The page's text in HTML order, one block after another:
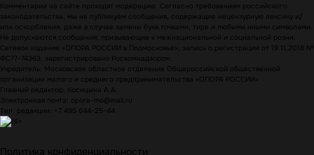
Комментарии на сайте проходят модерацию. Согласно требованиям российского
законодательства, мы не публикуем сообщения, содержащие нецензурную лексику и/
или оскорбления, даже в случае замены букв точками, тире и любыми иными символами.
Не допускаются сообщения, призывающие к межнациональной и социальной розни.
Сетевое издание «ОПОРА РОССИИ в Подмосковье», запись о регистрации от 19.11.2018 №
ФС77-74363, зарегистрировано Роскомнадзором.
Учредитель: Московское областное отделение Общероссийской общественной
организации малого и среднего предпринимательства «ОПОРА РОССИИ»
Главный редактор: Косицына А.А.
Электронная почта: opora-mo@mail.ru
Тел. редакции: +7 495 644-25-44
Политика конфиденциальности